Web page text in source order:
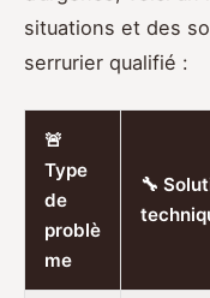
situations et des
serrurier qualifié :
🚨
Type
de
problè
me
🔧